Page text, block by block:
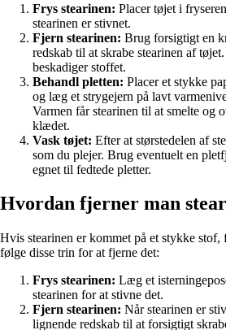
Frys stearinen: Placer tøjet i
stearinen er stivnet.
Fjern stearinen: Brug forsigtigt en
redskab til at skrabe stearinen af
beskadiger stoffet.
Behandl pletten: Placer et stykke
og læg et strygejern på lavt
Varmen får stearinen til at smelte og
klædet.
Vask tøjet: Efter at størstedelen af
som du plejer. Brug eventuelt en
egnet til fedtede pletter.
Hvordan fjerner man
Hvis stearinen er kommet på et stykke
følge disse trin for at fjerne det:
Frys stearinen: Læg et
stearinen for at stivne det.
Fjern stearinen: Når stearinen er
lignende redskab til at forsigtigt